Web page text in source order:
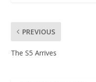
PREVIOUS
The S5 Arrives